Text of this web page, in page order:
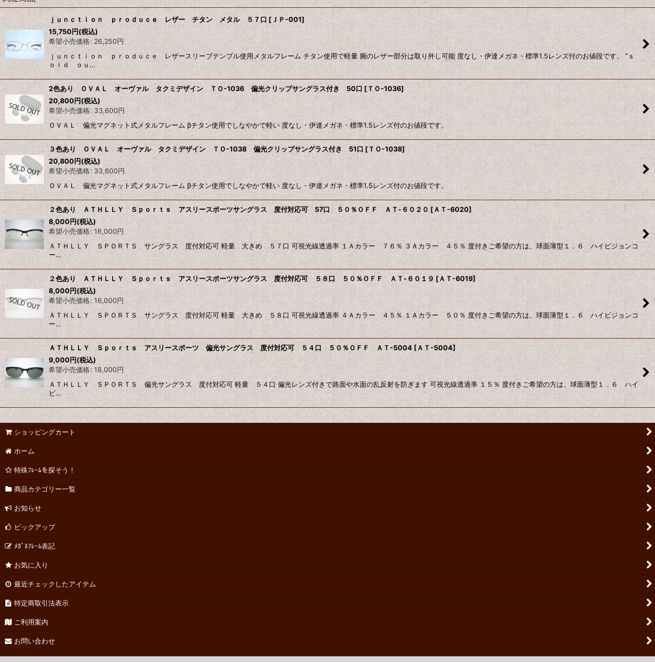
ｊｕｎｃｔｉｏｎ ｐｒｏｄｕｃｅ レザー チタン メタル ５７口[ ＪＰ-001]
15,750円(税込)
希望小売価格: 26,250円
ｊｕｎｃｔｉｏｎ ｐｒｏｄｕｃｅ レザースリーブテンプル使用メタルフレーム チタン使用で軽量 腕のレザー部分は取り外し可能 度なし・伊達メガネ・標準1.5レンズ付のお値段です。 ”ｓ
ｏｌｄ ｏｕ…
2色あり ＯＶＡＬ オーヴァル タクミデザイン ＴＯ-1036 偏光クリップサングラス付き 50口 [ＴＯ-1036]
20,800円(税込)
希望小売価格: 33,600円
ＯＶＡＬ 偏光マグネット式メタルフレーム βチタン使用でしなやかで軽い 度なし・伊達メガネ・標準1.5レンズ付のお値段です。
３色あり ＯＶＡＬ オーヴァル タクミデザイン ＴＯ-1038 偏光クリップサングラス付き 51口 [ＴＯ-1038]
20,800円(税込)
希望小売価格: 33,600円
ＯＶＡＬ 偏光マグネット式メタルフレーム βチタン使用でしなやかで軽い 度なし・伊達メガネ・標準1.5レンズ付のお値段です。
２色あり ＡＴＨＬＬＹ Ｓｐｏｒｔｓ アスリースポーツサングラス 度付対応可 57口 ５０％ＯＦＦ ＡＴ-６０２０ [ＡＴ-6020]
8,000円(税込)
希望小売価格: 16,000円
ＡＴＨＬＬＹ ＳＰＯＲＴＳ サングラス 度付対応可 軽量 大きめ ５７口 可視光線透過率 １Ａカラー ７６％ ３Ａカラー ４５％ 度付きご希望の方は、球面薄型１．６ ハイビジョンコ
ー…
２色あり ＡＴＨＬＬＹ Ｓｐｏｒｔｓ アスリースポーツサングラス 度付対応可 ５８口 ５０％ＯＦＦ ＡＴ-６０１９ [ＡＴ-6019]
8,000円(税込)
希望小売価格: 16,000円
ＡＴＨＬＬＹ ＳＰＯＲＴＳ サングラス 度付対応可 軽量 大きめ ５８口 可視光線透過率 ４Ａカラー ４５％ １Ａカラー ５０％ 度付きご希望の方は、球面薄型１．６ ハイビジョンコ
ー…
ＡＴＨＬＬＹ Ｓｐｏｒｔｓ アスリースポーツ 偏光サングラス 度付対応可 ５４口 ５０％ＯＦＦ ＡＴ-5004 [ＡＴ-5004]
9,000円(税込)
希望小売価格: 18,000円
ＡＴＨＬＬＹ ＳＰＯＲＴＳ 偏光サングラス 度付対応可 軽量 ５４口 偏光レンズ付きで路面や水面の乱反射を防ぎます 可視光線透過率 １５％ 度付きご希望の方は、球面薄型１．６ ハイ
ビ…
ショッピングカート
ホーム
特殊ﾌﾚｰﾑを探そう！
商品カテゴリー一覧
お知らせ
ピックアップ
ﾒｶﾞﾈﾌﾚｰﾑ表記
お気に入り
最近チェックしたアイテム
特定商取引法表示
ご利用案内
お問い合わせ